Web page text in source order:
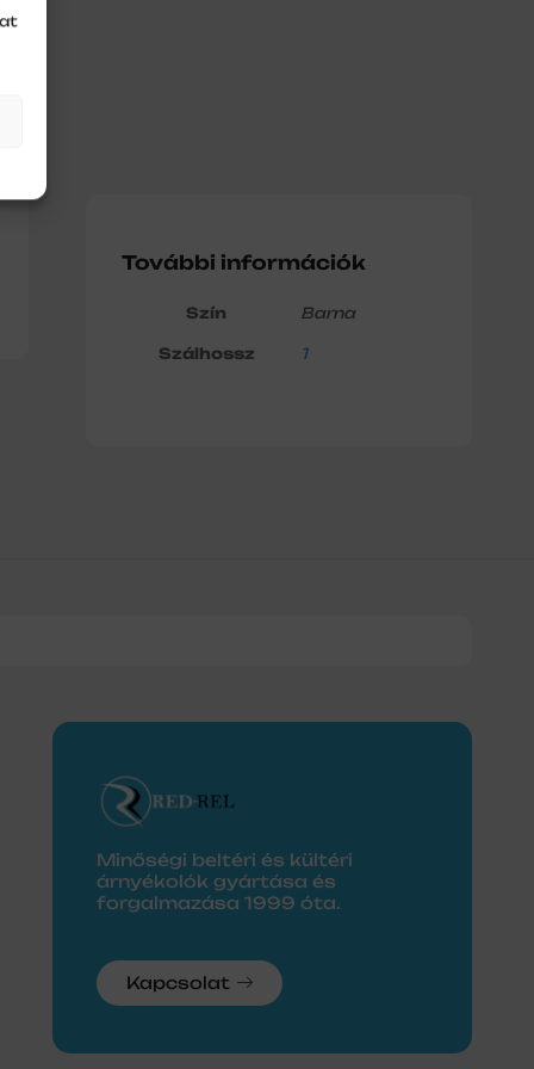
További információk
Szín Barna
Szálhossz 1
Minőségi beltéri és kültéri
árnyékolók gyártása és
forgalmazása 1999 óta.
Kapcsolat